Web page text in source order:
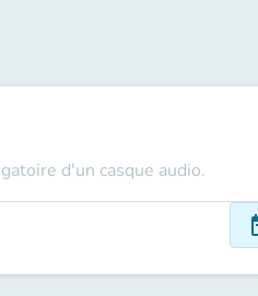
d'un casque audio.